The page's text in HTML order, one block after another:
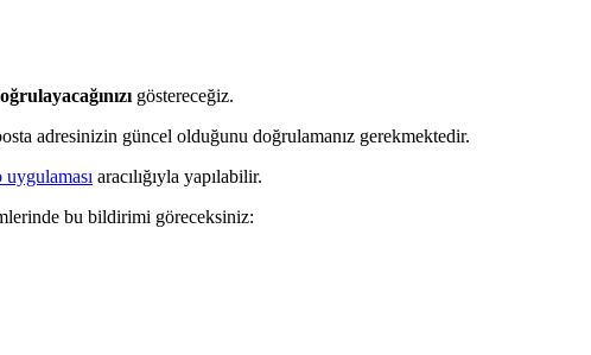
göstereceğiz.
adresinizin güncel olduğunu doğrulamanız gerekmektedir.
uygulaması aracılığıyla yapılabilir.
bu bildirimi göreceksiniz: